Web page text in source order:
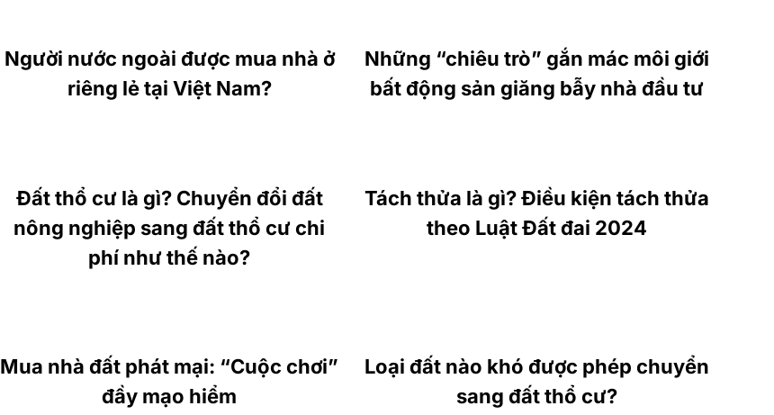
Người nước ngoài được mua nhà ở
riêng lẻ tại Việt Nam?
Những “chiêu trò” gắn mác môi giới
bất động sản giăng bẫy nhà đầu tư
Đất thổ cư là gì? Chuyển đổi đất
nông nghiệp sang đất thổ cư chi
phí như thế nào?
Tách thửa là gì? Điều kiện tách thửa
theo Luật Đất đai 2024
Mua nhà đất phát mại: “Cuộc chơi”
đầy mạo hiểm
Loại đất nào khó được phép chuyển
sang đất thổ cư?